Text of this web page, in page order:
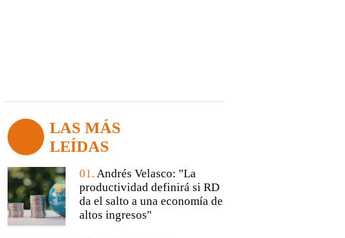
LAS MÁS
LEÍDAS
01. Andrés Velasco: "La
productividad definirá si RD
da el salto a una economía de
altos ingresos"